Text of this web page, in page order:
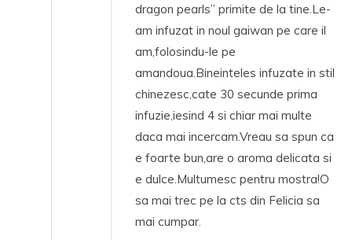
dragon pearls” primite de la tine.Le-
am infuzat in noul gaiwan pe care il
am,folosindu-le pe
amandoua.Bineinteles infuzate in stil
chinezesc,cate 30 secunde prima
infuzie,iesind 4 si chiar mai multe
daca mai incercam.Vreau sa spun ca
e foarte bun,are o aroma delicata si
e dulce.Multumesc pentru mostra!O
sa mai trec pe la cts din Felicia sa
mai cumpar.